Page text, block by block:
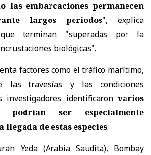
las embarcaciones permanecen
largos periodos", explica
terminan "superadas por la
biológicas".
factores como el tráfico marítimo,
las travesías y las condiciones
investigadores identificaronvarios
podrían ser especialmente
llegada de estas especies.
Yeda (Arabia Saudita), Bombay